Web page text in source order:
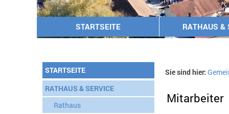
STARTSEITE RATHAUS &
STARTSEITE
RATHAUS & SERVICE
Rathaus
Sie sind hier:
Mitarbeiter